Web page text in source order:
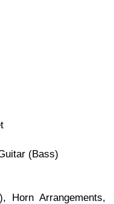
(Bass)
Horn Arrangements,